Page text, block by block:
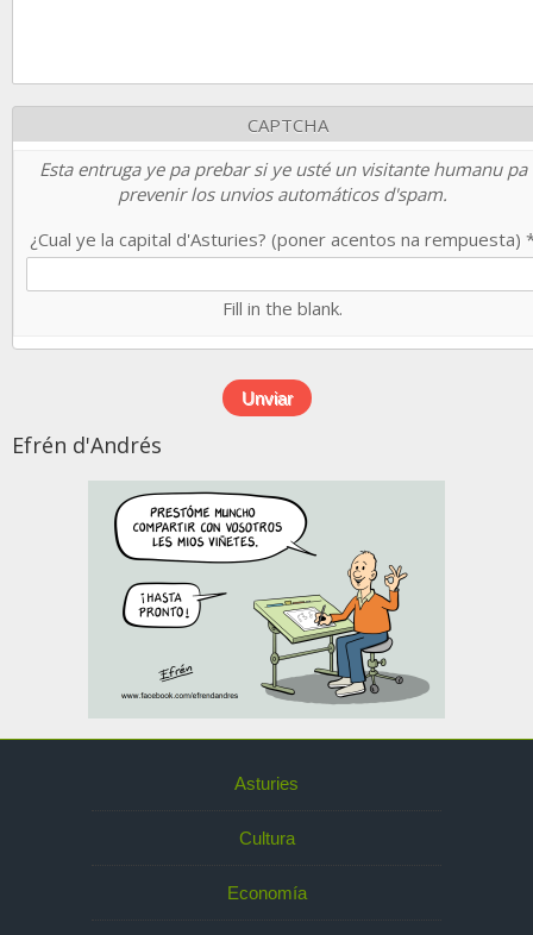
CAPTCHA
Esta entruga ye pa prebar si ye usté un visitante humanu pa
prevenir los unvios automáticos d'spam.
¿Cual ye la capital d'Asturies? (poner acentos na rempuesta)
Fill in the blank.
Efrén d'Andrés
Asturies
Cultura
Economía